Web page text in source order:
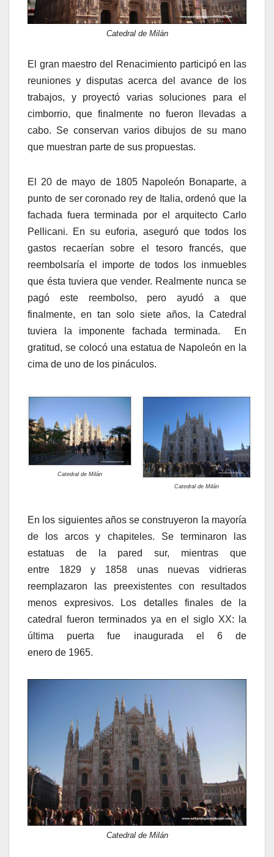
Catedral de Milán
El gran maestro del Renacimiento participó en las
reuniones y disputas acerca del avance de los
trabajos, y proyectó varias soluciones para el
cimborrio, que finalmente no fueron llevadas a
cabo. Se conservan varios dibujos de su mano
que muestran parte de sus propuestas.
El 20 de mayo de 1805 Napoleón Bonaparte, a
punto de ser coronado rey de Italia, ordenó que la
fachada fuera terminada por el arquitecto Carlo
Pellicani. En su euforia, aseguró que todos los
gastos recaerían sobre el tesoro francés, que
reembolsaría el importe de todos los inmuebles
que ésta tuviera que vender. Realmente nunca se
pagó este reembolso, pero ayudó a que
finalmente, en tan solo siete años, la Catedral
tuviera la imponente fachada terminada. En
gratitud, se colocó una estatua de Napoleón en la
cima de uno de los pináculos.
Catedral de Milán
Catedral de Milán
En los siguientes años se construyeron la mayoría
de los arcos y chapiteles. Se terminaron las
estatuas de la pared sur, mientras que
entre 1829 y 1858 unas nuevas vidrieras
reemplazaron las preexistentes con resultados
menos expresivos. Los detalles finales de la
catedral fueron terminados ya en el siglo XX: la
última puerta fue inaugurada el 6 de
enero de 1965.
Catedral de Milán